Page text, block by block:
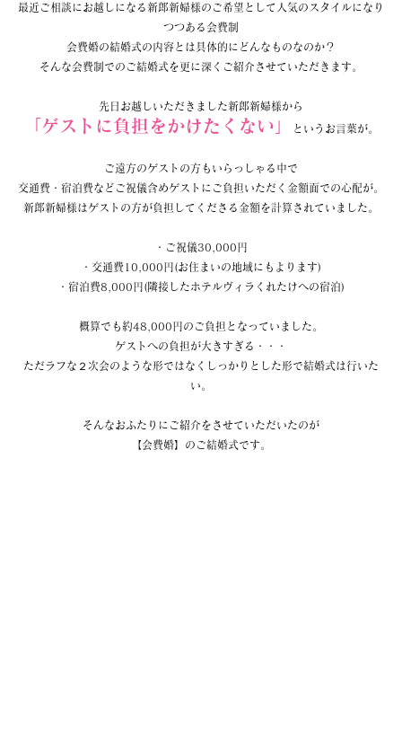
最近ご相談にお越しになる新郎新婦様のご希望として人気のスタイルになり
つつある会費制
会費婚の結婚式の内容とは具体的にどんなものなのか？
そんな会費制でのご結婚式を更に深くご紹介させていただきます。
先日お越しいただきました新郎新婦様から
「ゲストに負担をかけたくない」 というお言葉が。
ご遠方のゲストの方もいらっしゃる中で
交通費・宿泊費などご祝儀含めゲストにご負担いただく金額面での心配が。
新郎新婦様はゲストの方が負担してくださる金額を計算されていました。
・ご祝儀30,000円
・交通費10,000円(お住まいの地域にもよります)
・宿泊費8,000円(隣接したホテルヴィラくれたけへの宿泊)
概算でも約48,000円のご負担となっていました。
ゲストへの負担が大きすぎる・・・
ただラフな２次会のような形ではなくしっかりとした形で結婚式は行いた
い。
そんなおふたりにご紹介をさせていただいたのが
【会費婚】のご結婚式です。